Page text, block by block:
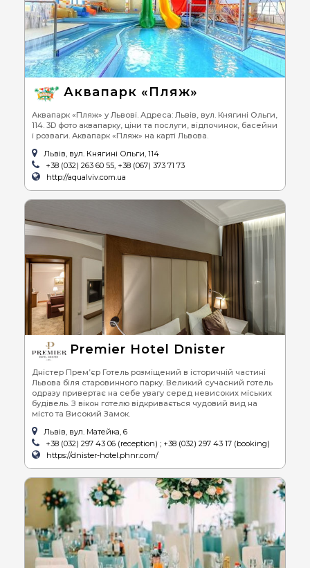
Аквапарк «Пляж»
Аквапарк «Пляж» у Львові. Адреса: Львів, вул. Княгині Ольги,
114. 3D фото аквапарку, ціни та послуги, відпочинок, басейни
і розваги. Аквапарк «Пляж» на карті Львова.
Львів, вул. Княгині Ольги, 114
+38 (032) 263 60 55, +38 (067) 373 71 73
http://aqualviv.com.ua
Premier Hotel Dnister
Дністер Прем’єр Готель розміщений в історичній частині
Львова біля старовинного парку. Великий сучасний готель
одразу привертає на себе увагу серед невисоких міських
будівель. З вікон готелю відкривається чудовий вид на
місто та Високий Замок.
Львів, вул. Матейка, 6
+38 (032) 297 43 06 (reception) ; +38 (032) 297 43 17 (booking)
https://dnister-hotel.phnr.com/